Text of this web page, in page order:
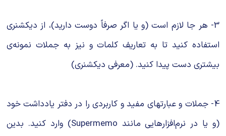
3- هر جا لازم است (و یا اگر صرفاً دوست دارید)، از دیکشنری
استفاده کنید تا به تعاریف کلمات و نیز به جملات نمونه‌ی
بیشتری دست پیدا کنید. (معرفی دیکشنری)
4- جملات و عبارتهای مفید و کاربردی را در دفتر یادداشت خود
(و یا در نرم‌افزارهایی مانند Supermemo) وارد کنید. بدین